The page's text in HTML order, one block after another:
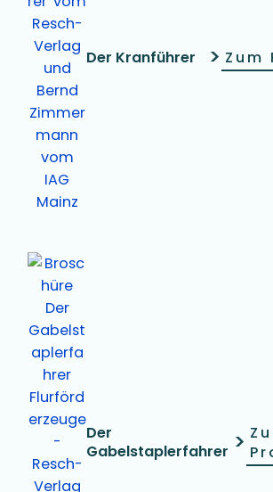
Der Kranführer > Zum
Der
Gabelstaplerfahrer >